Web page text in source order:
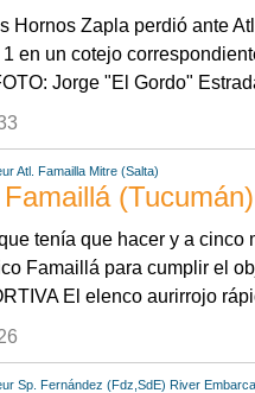
Hornos Zapla perdió ante
en un cotejo
Jorge "El Gordo"
Atl. Famailla Mitre (Salta)
(Tucumán)
tenía que hacer y a cinco
Famaillá para cumplir el
El elenco aurirrojo
Sp. Fernández (Fdz,SdE) River